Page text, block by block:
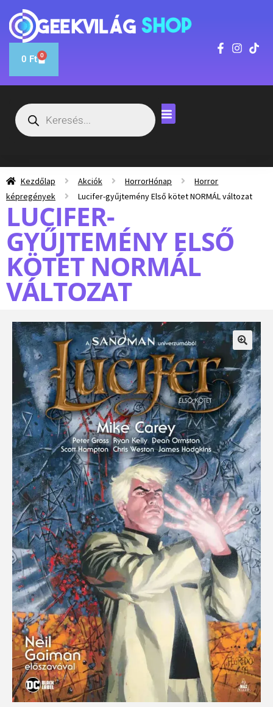
0 Ft 0
Kezdőlap Akciók HorrorHónap
Horror
képregények
Lucifer-gyűjtemény Első kötet NORMÁL változat
LUCIFER-
GYŰJTEMÉNY ELSŐ
KÖTET NORMÁL
VÁLTOZAT